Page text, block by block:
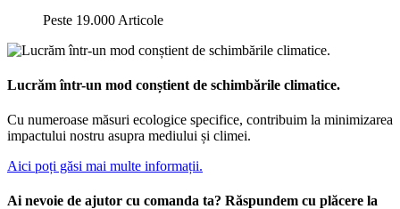
Peste 19.000 Articole
Lucrăm într-un mod conștient de schimbările climatice.
Cu numeroase măsuri ecologice specifice, contribuim la minimizarea
impactului nostru asupra mediului și climei.
Aici poți găsi mai multe informații.
Ai nevoie de ajutor cu comanda ta? Răspundem cu plăcere la